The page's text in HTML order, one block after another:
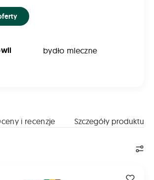
bydło mleczne
i recenzje Szczegóły produktu